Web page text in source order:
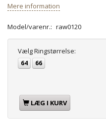
Mere information
Model/varenr.: raw0120
VælgRingstørrelse:
64 66
LÆG I KURV